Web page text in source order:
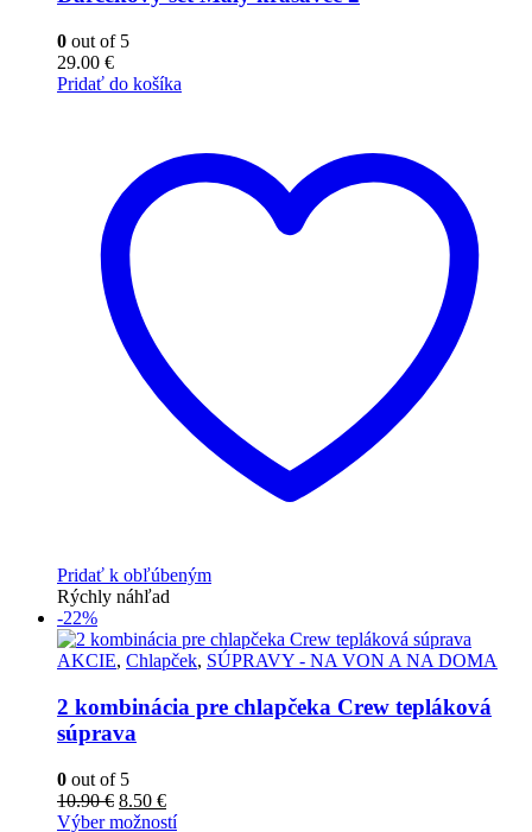
0 out of 5
29.00 €
Pridať do košíka
Pridať k obľúbeným
Rýchly náhľad
-22%
AKCIE, Chlapček, SÚPRAVY - NA VON A NA DOMA
2 kombinácia pre chlapčeka Crew tepláková
súprava
0 out of 5
10.90€ 8.50 €
Výber možností